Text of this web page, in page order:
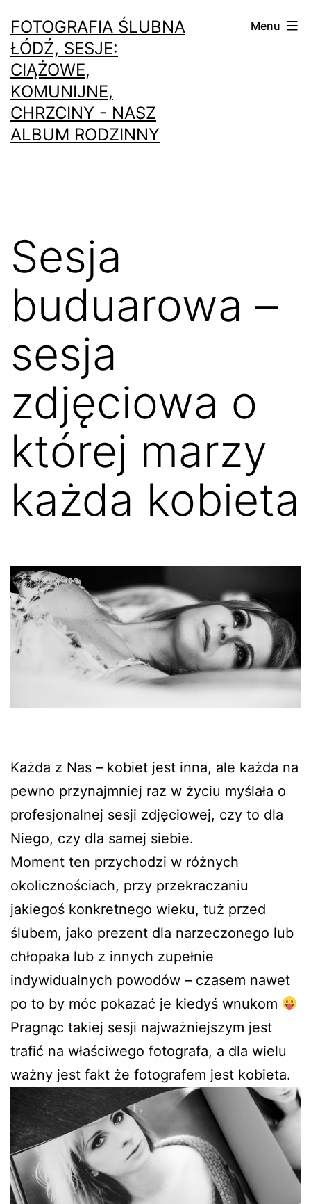
do
treści
FOTOGRAFIA ŚLUBNA
ŁÓDŹ, SESJE:
CIĄŻOWE,
KOMUNIJNE,
CHRZCINY - NASZ
ALBUM RODZINNY
Menu
Sesja
buduarowa –
sesja
zdjęciowa o
której marzy
każda kobieta
Każda z Nas – kobiet jest inna, ale każda na
pewno przynajmniej raz w życiu myślała o
profesjonalnej sesji zdjęciowej, czy to dla
Niego, czy dla samej siebie.
Moment ten przychodzi w różnych
okolicznościach, przy przekraczaniu
jakiegoś konkretnego wieku, tuż przed
ślubem, jako prezent dla narzeczonego lub
chłopaka lub z innych zupełnie
indywidualnych powodów – czasem nawet
po to by móc pokazać je kiedyś wnukom
Pragnąc takiej sesji najważniejszym jest
trafić na właściwego fotografa, a dla wielu
ważny jest fakt że fotografem jest kobieta.